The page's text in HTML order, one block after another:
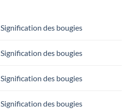
Signification des bougies
Signification des bougies
Signification des bougies
Signification des bougies